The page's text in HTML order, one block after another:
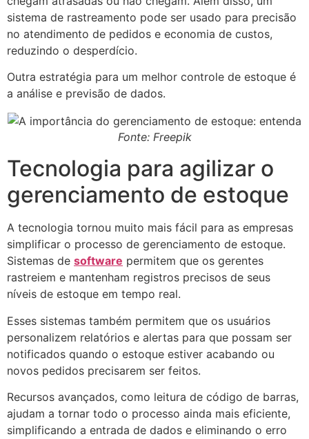
sistema de rastreamento pode ser usado para precisão
no atendimento de pedidos e economia de custos,
reduzindo o desperdício.
Outra estratégia para um melhor controle de estoque é
a análise e previsão de dados.
Fonte: Freepik
Tecnologia para agilizar o
gerenciamento de estoque
A tecnologia tornou muito mais fácil para as empresas
simplificar o processo de gerenciamento de estoque.
Sistemas de software permitem que os gerentes
rastreiem e mantenham registros precisos de seus
níveis de estoque em tempo real.
Esses sistemas também permitem que os usuários
personalizem relatórios e alertas para que possam ser
notificados quando o estoque estiver acabando ou
novos pedidos precisarem ser feitos.
Recursos avançados, como leitura de código de barras,
ajudam a tornar todo o processo ainda mais eficiente,
simplificando a entrada de dados e eliminando o erro